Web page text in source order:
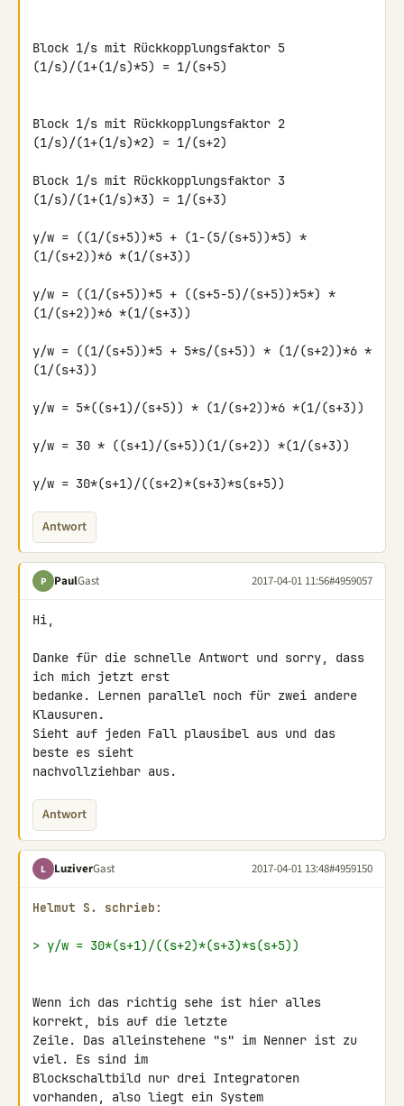
Block 1/s mit Rückkopplungsfaktor 5
(1/s)/(1+(1/s)*5) = 1/(s+5)
Block 1/s mit Rückkopplungsfaktor 2
(1/s)/(1+(1/s)*2) = 1/(s+2)
Block 1/s mit Rückkopplungsfaktor 3
(1/s)/(1+(1/s)*3) = 1/(s+3)
y/w = ((1/(s+5))*5 + (1-(5/(s+5))*5) *
(1/(s+2))*6 *(1/(s+3))
y/w = ((1/(s+5))*5 + ((s+5-5)/(s+5))*5*) *
(1/(s+2))*6 *(1/(s+3))
y/w = ((1/(s+5))*5 + 5*s/(s+5)) * (1/(s+2))*6 *
(1/(s+3))
y/w = 5*((s+1)/(s+5)) * (1/(s+2))*6 *(1/(s+3))
y/w = 30 * ((s+1)/(s+5))(1/(s+2)) *(1/(s+3))
y/w = 30*(s+1)/((s+2)*(s+3)*s(s+5))
Antwort
P PaulGast 2017-04-01 11:56#4959057
Hi,
Danke für die schnelle Antwort und sorry, dass
ich mich jetzt erst
bedanke. Lernen parallel noch für zwei andere
Klausuren.
Sieht auf jeden Fall plausibel aus und das
beste es sieht
nachvollziehbar aus.
Antwort
L LuziverGast 2017-04-01 13:48#4959150
Helmut S. schrieb:
> y/w = 30*(s+1)/((s+2)*(s+3)*s(s+5))
Wenn ich das richtig sehe ist hier alles
korrekt, bis auf die letzte
Zeile. Das alleinstehene "s" im Nenner ist zu
viel. Es sind im
Blockschaltbild nur drei Integratoren
vorhanden, also liegt ein System